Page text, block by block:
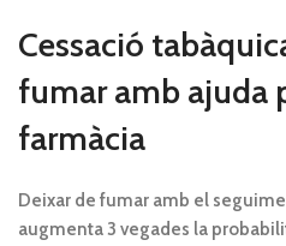
Cessació
fumar amb ajuda
farmàcia
Deixar de fumar amb el
augmenta 3 vegades la